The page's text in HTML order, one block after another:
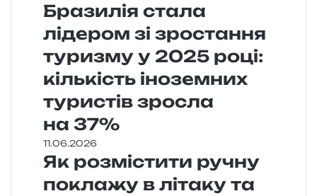
Бразилія стала
лідером зі зростання
туризму у 2025 році:
кількість іноземних
туристів зросла
на 37%
11.06.2026
Як розмістити ручну
поклажу в літаку та